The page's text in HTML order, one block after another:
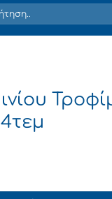
(20.2cm x13.7cm x